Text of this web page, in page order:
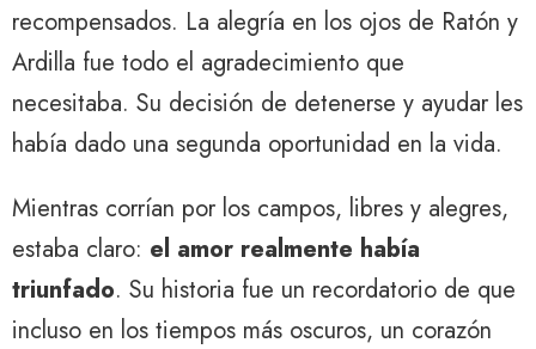
recompensados. La alegría en los ojos de Ratón y
Ardilla fue todo el agradecimiento que
necesitaba. Su decisión de detenerse y ayudar les
había dado una segunda oportunidad en la vida.
Mientras corrían por los campos, libres y alegres,
estaba claro: el amor realmente había
triunfado. Su historia fue un recordatorio de que
incluso en los tiempos más oscuros, un corazón